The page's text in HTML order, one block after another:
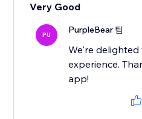
Very Good
PU PurpleBear 팀
We're
experience.
app!